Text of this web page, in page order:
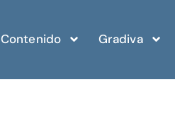
Contenido Gradiva